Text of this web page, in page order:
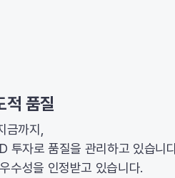
적 품질
까지,
투자로 품질을 관리하고 있습니
수성을 인정받고 있습니다.